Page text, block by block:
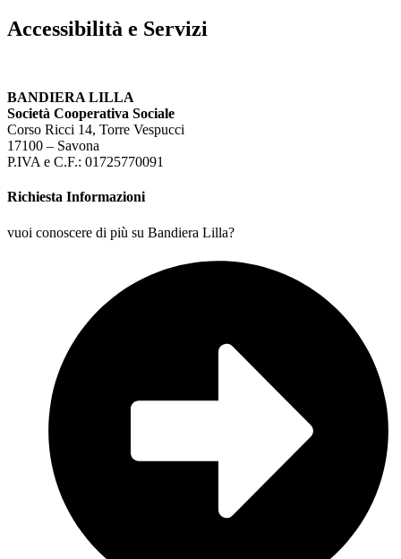
Accessibilità e Servizi
BANDIERA LILLA
Società Cooperativa Sociale
Corso Ricci 14, Torre Vespucci
17100 – Savona
P.IVA e C.F.: 01725770091
Richiesta Informazioni
vuoi conoscere di più su Bandiera Lilla?